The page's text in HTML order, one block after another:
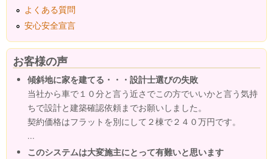
よくある質問
安心安全宣言
お客様の声
傾斜地に家を建てる・・・設計士選びの失敗
当社から車で１０分と言う近さでこの方でいいかと言う気持
ちで設計と建築確認依頼までお願いしました。
契約価格はフラットを別にして２棟で２４０万円です。
...
このシステムは大変施主にとって有難いと思います